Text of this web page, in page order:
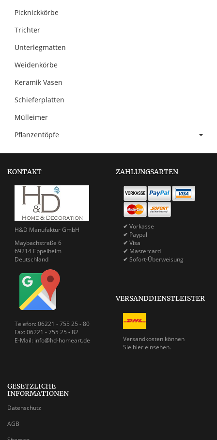
Picknickkörbe
Trichter
Unterlegmatten
Weidenkörbe
Keramik Vasen
Schieferplatten
Mülleimer
Pflanzentöpfe
KONTAKT
H&D Manufaktur GmbH
Maybachstraße 6
69214 Eppelheim
Deutschland
Telefon: 06221 - 755 25 - 80
Fax: 06221 - 755 25 - 82
E-Mail: info@hd-homeart.de
ZAHLUNGSARTEN
✔ Vorkasse
✔ Paypal
✔ Visa
✔ Mastercard
✔ Sofort-Überweisung
VERSANDDIENSTLEISTER
Versandkosten können
Sie hier einsehen.
GESETZLICHE
INFORMATIONEN
Datenschutz
AGB